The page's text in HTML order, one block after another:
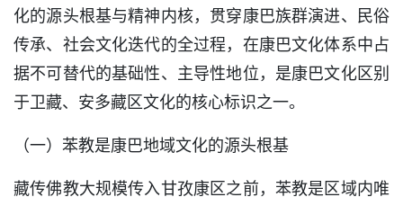
化的源头根基与精神内核，贯穿康巴族群演进、民俗
传承、社会文化迭代的全过程，在康巴文化体系中占
据不可替代的基础性、主导性地位，是康巴文化区别
于卫藏、安多藏区文化的核心标识之一。
（一）苯教是康巴地域文化的源头根基
藏传佛教大规模传入甘孜康区之前，苯教是区域内唯